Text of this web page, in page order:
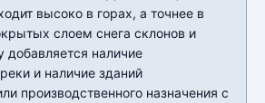
высоко в горах, а точнее в
слоем снега склонов и
добавляется наличие
и наличие зданий
производственного назначения с